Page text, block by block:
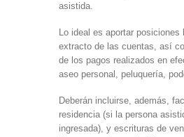
asistida.
Lo ideal es aportar posiciones
extracto de las cuentas, así
de los pagos realizados en
aseo personal, peluquería,
Deberán incluirse, además,
residencia (si la persona
ingresada), y escrituras de